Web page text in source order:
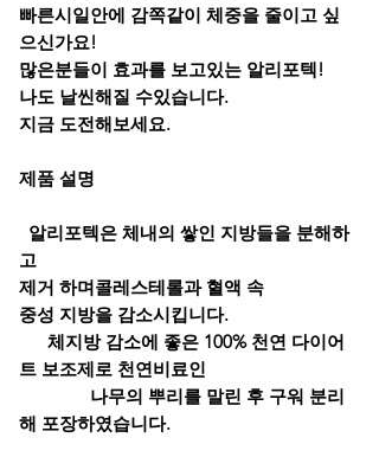
빠른시일안에 감쪽같이 체중을 줄이고 싶
으신가요!
많은분들이 효과를 보고있는 알리포텍!
나도 날씬해질 수있습니다.
지금 도전해보세요.
제품 설명
알리포텍은 체내의 쌓인 지방들을 분해하
고
제거 하며콜레스테롤과 혈액 속
중성 지방을 감소시킵니다.
체지방 감소에 좋은 100% 천연 다이어
트 보조제로 천연비료인
나무의 뿌리를 말린 후 구워 분리
해 포장하였습니다.